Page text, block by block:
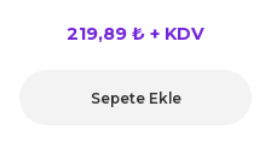
219,89 ₺ + KDV
Sepete Ekle